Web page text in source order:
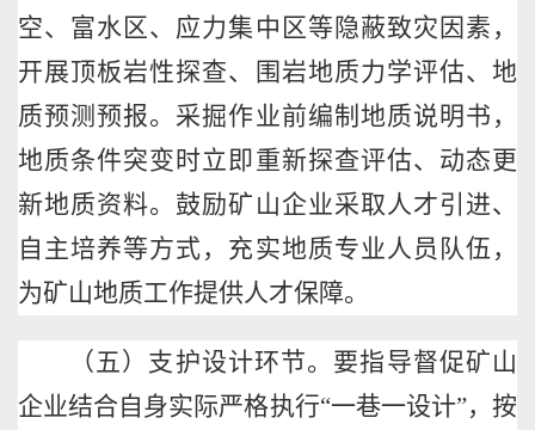
空、富水区、应力集中区等隐蔽致灾因素，
开展顶板岩性探查、围岩地质力学评估、地
质预测预报。采掘作业前编制地质说明书，
地质条件突变时立即重新探查评估、动态更
新地质资料。鼓励矿山企业采取人才引进、
自主培养等方式，充实地质专业人员队伍，
为矿山地质工作提供人才保障。
（五）支护设计环节。要指导督促矿山
企业结合自身实际严格执行“一巷一设计”，按